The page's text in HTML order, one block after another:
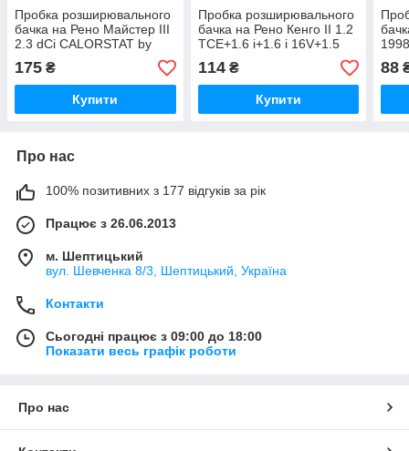
Пробка розширювального
бачка на Рено Майстер III
2.3 dCi CALORSTAT by
175 ₴
Купити
Пробка розширювального
бачка на Рено Кенго II 1.2
TCE+1.6 i+1.6 i 16V+1.5
MC3563
114₴
Купити
88
Про нас
100% позитивних з 177 відгуків за рік
Працює з 26.06.2013
м. Шептицький
вул. Шевченка 8/3, Шептицький, Україна
Контакти
Сьогодні працює з 09:00 до 18:00
Показати весь графік роботи
Про нас